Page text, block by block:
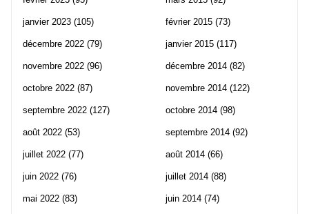
janvier 2023 (105)
décembre 2022 (79)
novembre 2022 (96)
octobre 2022 (87)
septembre 2022 (127)
août 2022 (53)
juillet 2022 (77)
juin 2022 (76)
mai 2022 (83)
février 2015 (73)
janvier 2015 (117)
décembre 2014 (82)
novembre 2014 (122)
octobre 2014 (98)
septembre 2014 (92)
août 2014 (66)
juillet 2014 (88)
juin 2014 (74)